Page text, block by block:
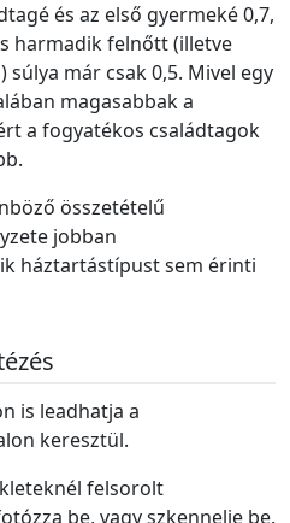
és az első gyermeké 0,7,
harmadik felnőtt (illetve
már csak 0,5. Mivel egy
magasabbak a
a fogyatékos családtagok
összetételű
jobban
háztartástípust sem érinti
is leadhatja a
keresztül.
felsorolt
be, vagy szkennelje be.